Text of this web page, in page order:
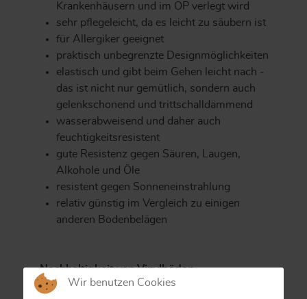
Krankenhäusern und im OP verlegt wird
sehr pflegeleicht, da es leicht zu säubern ist
für Allergiker geeignet
praktisch unbegrenzte Designmöglichkeiten
elastisch und gibt beim Gehen leicht nach -
das ist nicht nur gemütlich, sondern auch
gelenkschonend und trittschalldämmend
wasserabweisend und daher auch
feuchtigkeitsresistent
gute Resistenz gegen Säuren, Laugen,
Alkohole und Öle
resistent gegen Sonneneinstrahlung
relativ günstig im Vergleich zu einigen
anderen Bodenbelägen
Nachhaltigkeit von Vinylböden
Wir benutzen Cookies